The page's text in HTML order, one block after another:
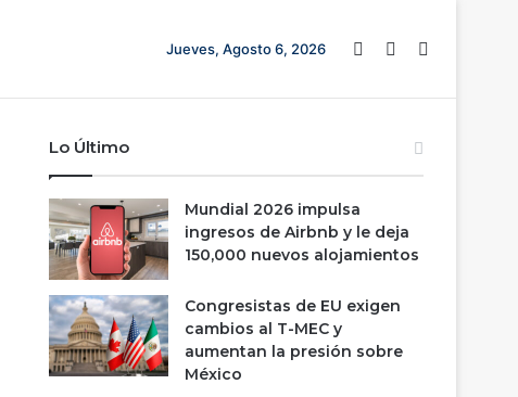
Jueves, Agosto 6, 2026 Barra lateral
Switch skin
Lo Último
Mundial 2026 impulsa
ingresos de Airbnb y le deja
150,000 nuevos alojamientos
Congresistas de EU exigen
cambios al T-MEC y
aumentan la presión sobre
México